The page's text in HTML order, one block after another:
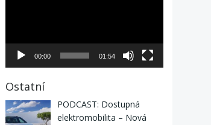
00:00 01:54
Ostatní
PODCAST: Dostupná
elektromobilita – Nová